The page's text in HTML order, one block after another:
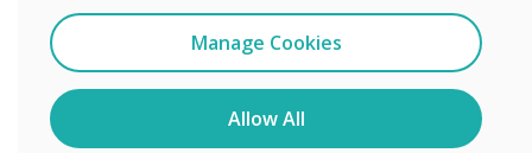
werknemers de juiste balans vinden.
Samenwerkingsdeskundige Judith Olson
suggereert een mix van persoonlijke
samenwerking en teaminteractie op kantoor,
met gericht solowerk aan taken thuis.
Manage Cookies
Allow All
Ik ga ermee akkoord om berichten te ontvangen
van Clevertouch.
U kunt op elk moment afmelden voor berichten. Bekijk
ons privacybeleid voor meer informatie over hoe je af te
melden, onze privacypraktijken en hoe we ons inzetten
om uw privacy te beschermen en respecteren.